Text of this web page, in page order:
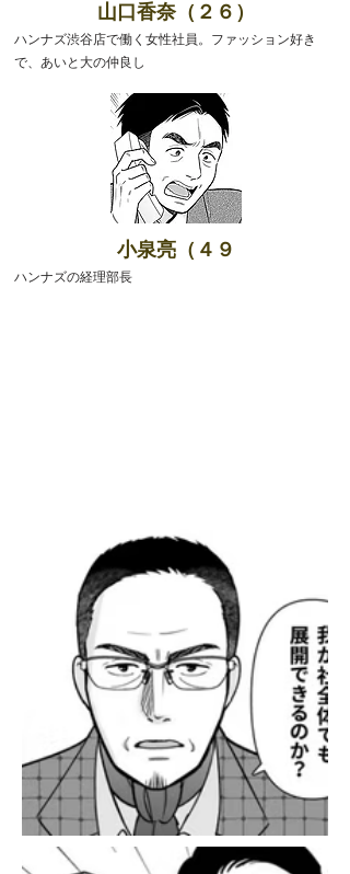
山口香奈（２６）
ハンナズ渋谷店で働く女性社員。ファッション好き
で、あいと大の仲良し
​小泉亮（４９
ハンナズの経理部長